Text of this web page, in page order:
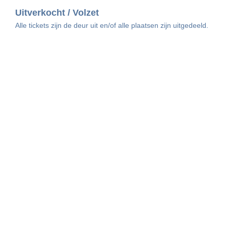
Uitverkocht / Volzet
Alle tickets zijn de deur uit en/of alle plaatsen zijn uitgedeeld.